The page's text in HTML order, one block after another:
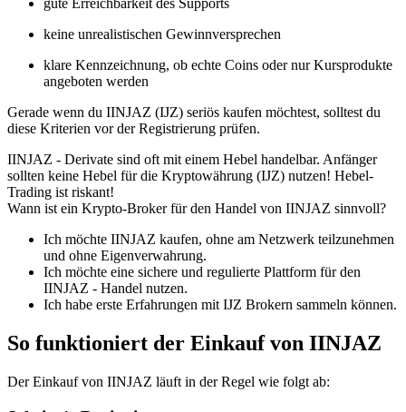
gute Erreichbarkeit des Supports
keine unrealistischen Gewinnversprechen
klare Kennzeichnung, ob echte Coins oder nur Kursprodukte
angeboten werden
Gerade wenn du IINJAZ (IJZ) seriös kaufen möchtest, solltest du
diese Kriterien vor der Registrierung prüfen.
IINJAZ - Derivate sind oft mit einem Hebel handelbar. Anfänger
sollten keine Hebel für die Kryptowährung (IJZ) nutzen! Hebel-
Trading ist riskant!
Wann ist ein Krypto-Broker für den Handel von IINJAZ sinnvoll?
Ich möchte IINJAZ kaufen, ohne am Netzwerk teilzunehmen
und ohne Eigenverwahrung.
Ich möchte eine sichere und regulierte Plattform für den
IINJAZ - Handel nutzen.
Ich habe erste Erfahrungen mit IJZ Brokern sammeln können.
So funktioniert der Einkauf von IINJAZ
Der Einkauf von IINJAZ läuft in der Regel wie folgt ab: